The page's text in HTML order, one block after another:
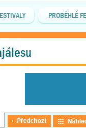
PROBĚHLÉ